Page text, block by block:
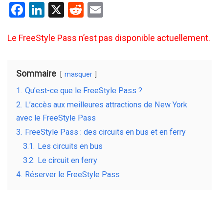
F
ce
o
o
k
Li
ke
n
X
R
d
t
ail
Le FreeStyle Pass n’est pas disponible actuellement.
Sommaire masquer
1. Qu’est-ce que le FreeStyle Pass ?
2. L’accès aux meilleures attractions de New York
avec le FreeStyle Pass
3. FreeStyle Pass : des circuits en bus et en ferry
3.1. Les circuits en bus
3.2. Le circuit en ferry
4. Réserver le FreeStyle Pass